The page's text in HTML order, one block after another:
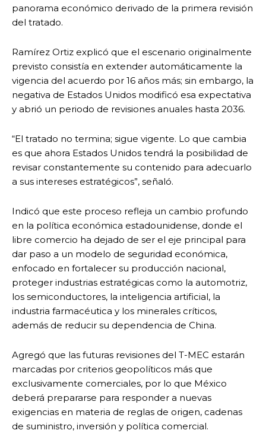
panorama económico derivado de la primera revisión
del tratado.
Ramírez Ortiz explicó que el escenario originalmente
previsto consistía en extender automáticamente la
vigencia del acuerdo por 16 años más; sin embargo, la
negativa de Estados Unidos modificó esa expectativa
y abrió un periodo de revisiones anuales hasta 2036.
“El tratado no termina; sigue vigente. Lo que cambia
es que ahora Estados Unidos tendrá la posibilidad de
revisar constantemente su contenido para adecuarlo
a sus intereses estratégicos”, señaló.
Indicó que este proceso refleja un cambio profundo
en la política económica estadounidense, donde el
libre comercio ha dejado de ser el eje principal para
dar paso a un modelo de seguridad económica,
enfocado en fortalecer su producción nacional,
proteger industrias estratégicas como la automotriz,
los semiconductores, la inteligencia artificial, la
industria farmacéutica y los minerales críticos,
además de reducir su dependencia de China.
Agregó que las futuras revisiones del T-MEC estarán
marcadas por criterios geopolíticos más que
exclusivamente comerciales, por lo que México
deberá prepararse para responder a nuevas
exigencias en materia de reglas de origen, cadenas
de suministro, inversión y política comercial.